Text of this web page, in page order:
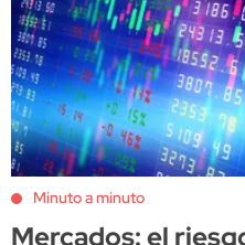
Minuto a minuto
Mercados: el